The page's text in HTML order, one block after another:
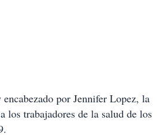
por Jennifer Lopez, la
los trabajadores de la salud de los